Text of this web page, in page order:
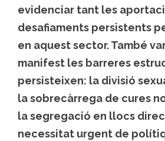
evidenciar tant les
desafiaments persistents
en aquest sector. També
manifest les barreres
persisteixen: la divisió
la sobrecàrrega de cures
la segregació en llocs
necessitat urgent de